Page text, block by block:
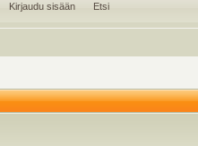
Kirjaudu sisään Etsi